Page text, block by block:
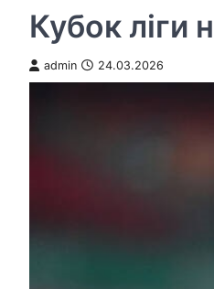
Кубок ліги
admin 24.03.2026